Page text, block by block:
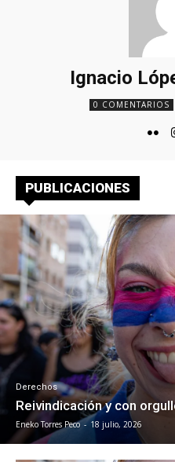
Ignacio
0 COMENTARIOS
PUBLICACIONES
Derechos
Reivindicación y con
Eneko Torres Peco - 18 julio, 2026